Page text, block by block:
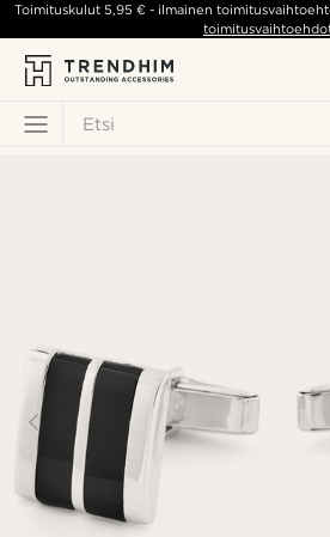
Etsi
Toimituskulut5,95 € - ilmainen